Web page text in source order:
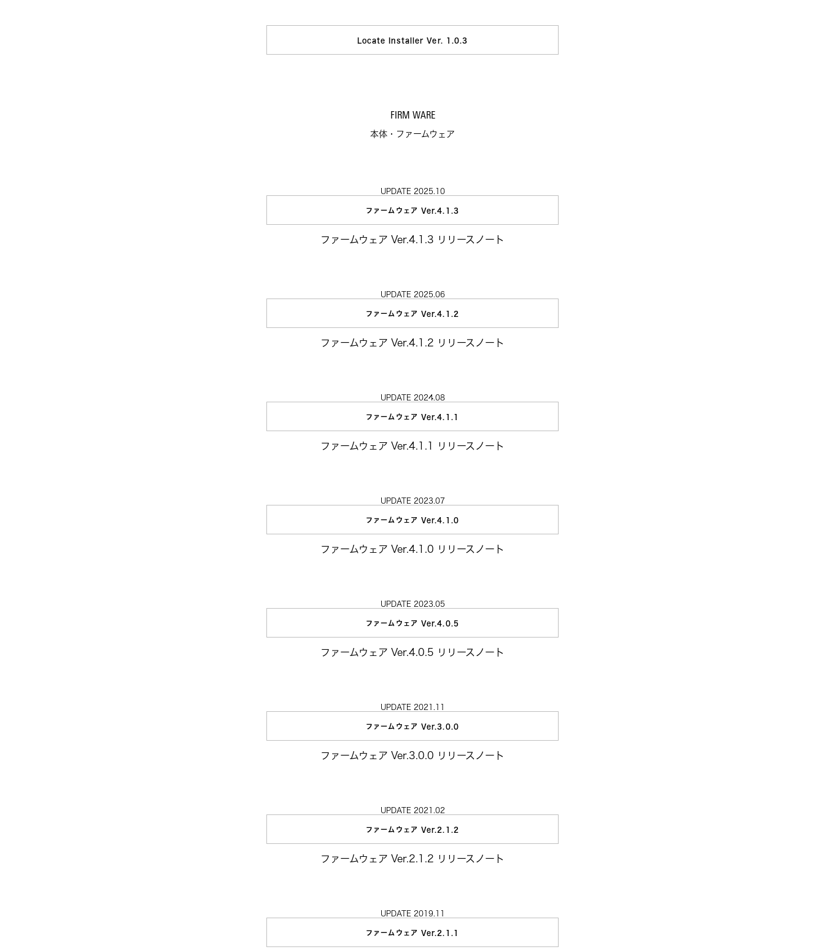
Locate Installer Ver. 1.0.3
FIRM WARE
本体・ファームウェア
UPDATE 2025.10
ファームウェア Ver.4.1.3
ファームウェア Ver.4.1.3 リリースノート
UPDATE 2025.06
ファームウェア Ver.4.1.2
ファームウェア Ver.4.1.2 リリースノート
UPDATE 2024.08
ファームウェア Ver.4.1.1
ファームウェア Ver.4.1.1 リリースノート
UPDATE 2023.07
ファームウェア Ver.4.1.0
ファームウェア Ver.4.1.0 リリースノート
UPDATE 2023.05
ファームウェア Ver.4.0.5
ファームウェア Ver.4.0.5 リリースノート
UPDATE 2021.11
ファームウェア Ver.3.0.0
ファームウェア Ver.3.0.0 リリースノート
UPDATE 2021.02
ファームウェア Ver.2.1.2
ファームウェア Ver.2.1.2 リリースノート
UPDATE 2019.11
ファームウェア Ver.2.1.1